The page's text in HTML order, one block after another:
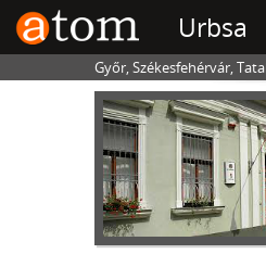
Urbsa
Győr, Székesfehérvár,